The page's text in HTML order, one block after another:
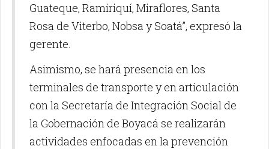
Guateque, Ramiriquí, Miraflores, Santa
Rosa de Viterbo, Nobsa y Soatá”, expresó la
gerente.
Asimismo, se hará presencia en los
terminales de transporte y en articulación
con la Secretaría de Integración Social de
la Gobernación de Boyacá se realizarán
actividades enfocadas en la prevención